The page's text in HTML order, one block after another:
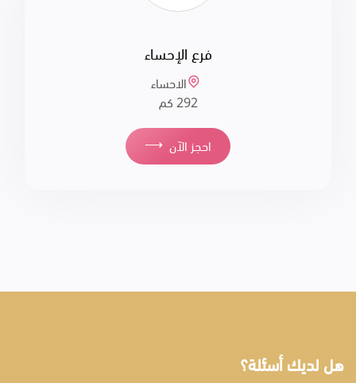
فرع الإحساء
الاحساء
292 كم
⟶ احجز الآن
هل لديك أسئلة؟